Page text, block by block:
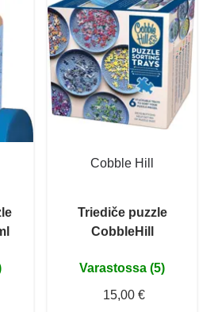
Cobble Hill
Triediče puzzle
CobbleHill
Varastossa (5)
15,00 €